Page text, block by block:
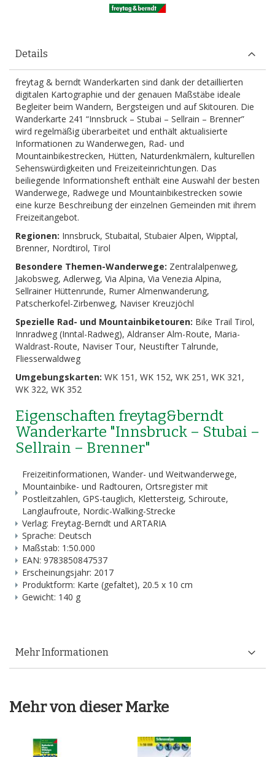
Details
freytag & berndt Wanderkarten sind dank der detaillierten
digitalen Kartographie und der genauen Maßstäbe ideale
Begleiter beim Wandern, Bergsteigen und auf Skitouren. Die
Wanderkarte 241 “Innsbruck – Stubai – Sellrain – Brenner”
wird regelmäßig überarbeitet und enthält aktualisierte
Informationen zu Wanderwegen, Rad- und
Mountainbikestrecken, Hütten, Naturdenkmälern, kulturellen
Sehenswürdigkeiten und Freizeiteinrichtungen. Das
beiliegende Informationsheft enthält eine Auswahl der besten
Wanderwege, Radwege und Mountainbikestrecken sowie
eine kurze Beschreibung der einzelnen Gemeinden mit ihrem
Freizeitangebot.
Regionen: Innsbruck, Stubaital, Stubaier Alpen, Wipptal,
Brenner, Nordtirol, Tirol
Besondere Themen-Wanderwege: Zentralalpenweg,
Jakobsweg, Adlerweg, Via Alpina, Via Venezia Alpina,
Sellrainer Hüttenrunde, Rumer Almenwanderung,
Patscherkofel-Zirbenweg, Naviser Kreuzjöchl
Spezielle Rad- und Mountainbiketouren: Bike Trail Tirol,
Innradweg (Inntal-Radweg), Aldranser Alm-Route, Maria-
Waldrast-Route, Naviser Tour, Neustifter Talrunde,
Fliesserwaldweg
Umgebungskarten: WK 151, WK 152, WK 251, WK 321,
WK 322, WK 352
Eigenschaften freytag&berndt
Wanderkarte "Innsbruck – Stubai –
Sellrain – Brenner"
Freizeitinformationen, Wander- und Weitwanderwege,
Mountainbike- und Radtouren, Ortsregister mit
Postleitzahlen, GPS-tauglich, Klettersteig, Schiroute,
Langlaufroute, Nordic-Walking-Strecke
Verlag: Freytag-Berndt und ARTARIA
Sprache: Deutsch
Maßstab: 1:50.000
EAN: 9783850847537
Erscheinungsjahr: 2017
Produktform: Karte (gefaltet), 20.5 x 10 cm
Gewicht: 140 g
Mehr Informationen
Mehr von dieser Marke